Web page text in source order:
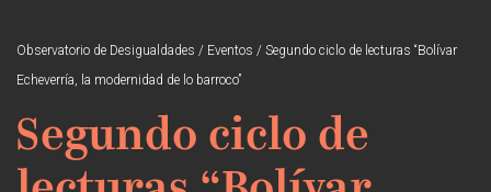
Observatorio de Desigualdades / Eventos / Segundo ciclo de lecturas “Bolívar
Echeverría, la modernidad de lo barroco”
Segundo ciclo de